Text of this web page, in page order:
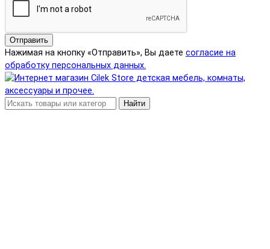
Отправить
Нажимая на кнопку «Отправить», Вы даете согласие на
обработку персональных данных.
Найти